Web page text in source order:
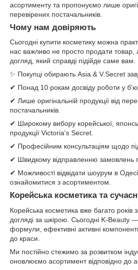
асортименту та пропонуємо лише
перевірених постачальників.
Чому нам довіряють
Сьогодні купити косметику можна
нас важливо не просто продати товар,
догляд, який справді підійде саме вам.
✨ Покупці обирають Asia & V.Secret
✔ Понад 10 рокам досвіду роботи у
✔ Лише оригінальній продукції від
постачальників.
✔ Широкому вибору корейської,
продукції Victoria's Secret.
✔ Професійним консультаціям щодо
✔ Швидкому відправленню замовлень
✔ Можливості відвідати шоурум в
ознайомитися з асортиментом.
Корейська косметика та
Корейська косметика вже багато років
догляді за шкірою. Сьогодні K-Beauty —
формули, ефективні активні
до краси.
Ми постійно стежимо за розвитком
оновлюємо асортимент відповідно до